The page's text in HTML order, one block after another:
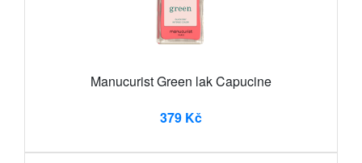
Manucurist Green lak Capucine
379 Kč